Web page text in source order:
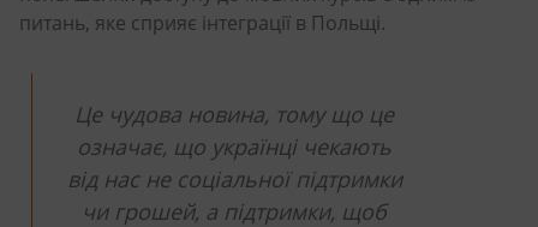
питань, яке сприяє інтеграції в Польщі.
Це чудова новина, тому що це
означає, що українці чекають
від нас не соціальної підтримки
чи грошей, а підтримки, щоб